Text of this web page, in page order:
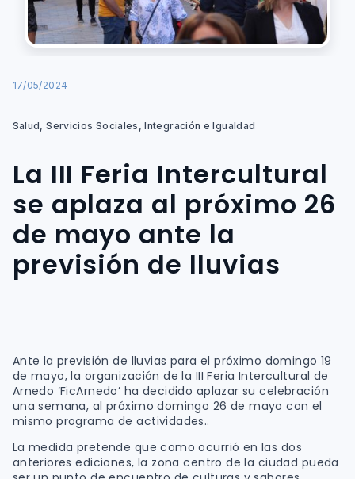
17/05/2024
Salud, Servicios Sociales, Integración e Igualdad
La III Feria Intercultural
se aplaza al próximo 26
de mayo ante la
previsión de lluvias
Ante la previsión de lluvias para el próximo domingo 19
de mayo, la organización de la III Feria Intercultural de
Arnedo ‘FicArnedo’ ha decidido aplazar su celebración
una semana, al próximo domingo 26 de mayo con el
mismo programa de actividades..
La medida pretende que como ocurrió en las dos
anteriores ediciones, la zona centro de la ciudad pueda